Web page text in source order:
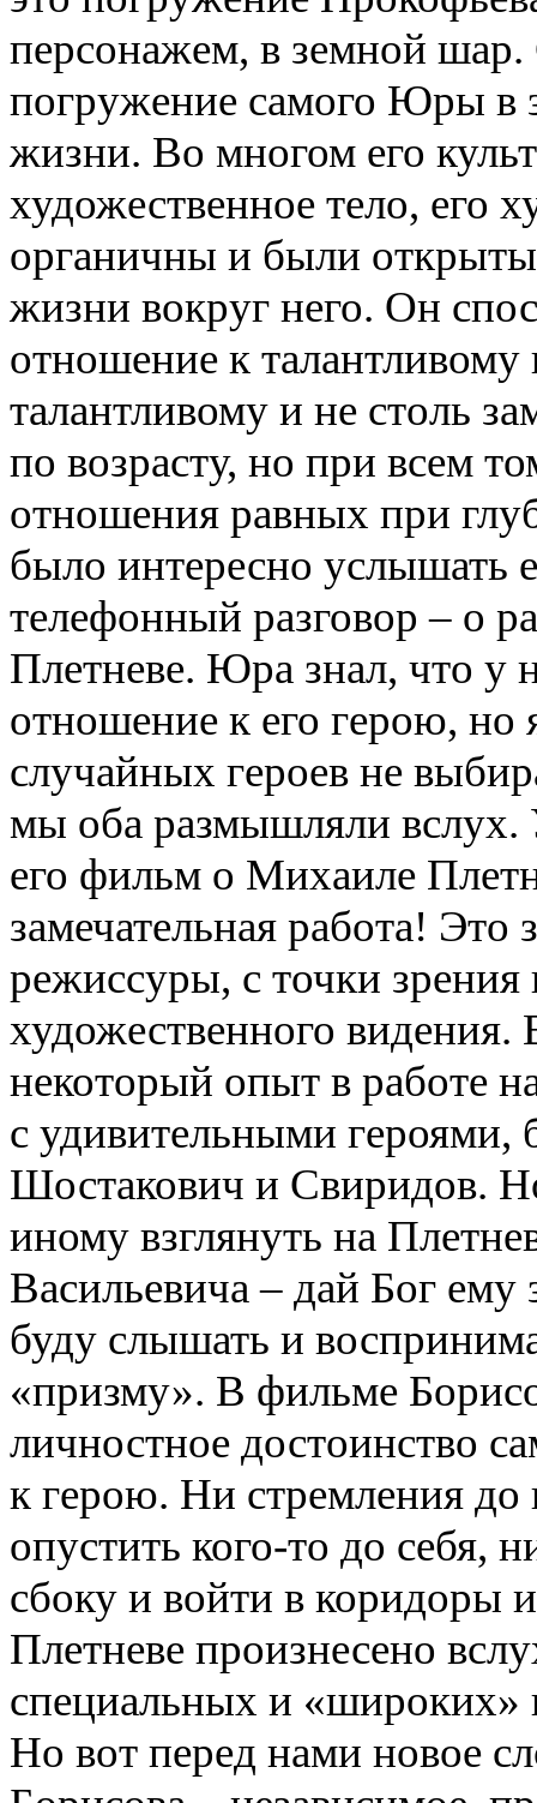
персонажем, в земной шар.
погружение самого Юры в
жизни. Во многом его
художественное тело, его
органичны и были открыты
жизни вокруг него. Он
отношение к талантливому
талантливому и не столь
по возрасту, но при всем
отношения равных при
было интересно услышать
телефонный разговор – о
Плетневе. Юра знал, что у
отношение к его герою,
случайных героев не
мы оба размышляли
его фильм о Михаиле
замечательная работа! Это
режиссуры, с точки
художественного
некоторый опыт в работе
с удивительными героями,
Шостакович и Свиридов.
иному взглянуть на
Васильевича – дай Бог ему
буду слышать и
«призму». В фильме
личностное достоинство
к герою. Ни стремления до
опустить кого-то до себя,
сбоку и войти в коридоры
Плетневе произнесено
специальных и «широких»
Но вот перед нами новое